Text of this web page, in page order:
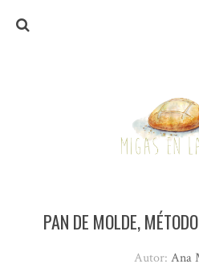
PAN DE MOLDE,
Autor: Ana